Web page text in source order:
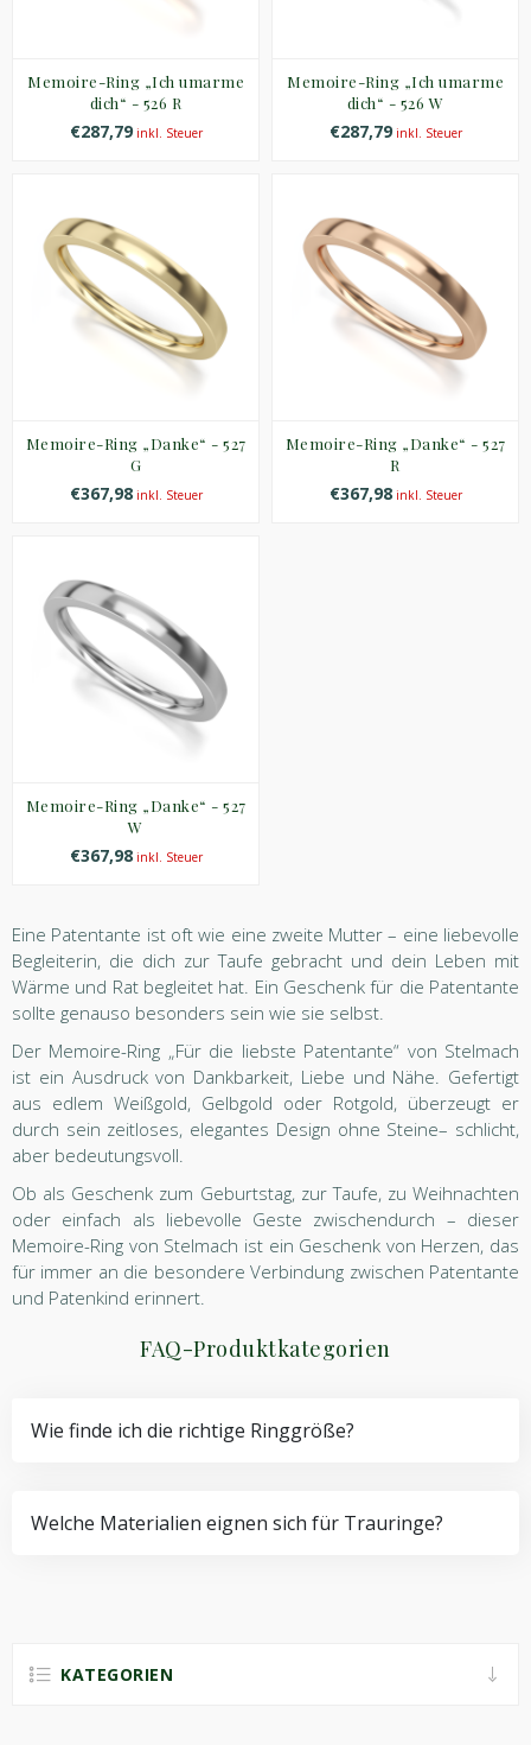
Memoire-Ring „Ich umarme
dich“ - 526 R
€287,79inkl. Steuer
Memoire-Ring „Ich umarme
dich“ - 526 W
€287,79inkl. Steuer
Memoire-Ring „Danke“ - 527
G
€367,98inkl. Steuer
Memoire-Ring „Danke“ - 527
R
€367,98inkl. Steuer
Memoire-Ring „Danke“ - 527
W
€367,98inkl. Steuer
Eine Patentante ist oft wie eine zweite Mutter – eine liebevolle
Begleiterin, die dich zur Taufe gebracht und dein Leben mit
Wärme und Rat begleitet hat. Ein Geschenk für die Patentante
sollte genauso besonders sein wie sie selbst.
Der Memoire-Ring „Für die liebste Patentante“ von Stelmach
ist ein Ausdruck von Dankbarkeit, Liebe und Nähe. Gefertigt
aus edlem Weißgold, Gelbgold oder Rotgold, überzeugt er
durch sein zeitloses, elegantes Design ohne Steine– schlicht,
aber bedeutungsvoll.
Ob als Geschenk zum Geburtstag, zur Taufe, zu Weihnachten
oder einfach als liebevolle Geste zwischendurch – dieser
Memoire-Ring von Stelmach ist ein Geschenk von Herzen, das
für immer an die besondere Verbindung zwischen Patentante
und Patenkind erinnert.
FAQ-Produktkategorien
Wie finde ich die richtige Ringgröße?
Welche Materialien eignen sich für Trauringe?
KATEGORIEN